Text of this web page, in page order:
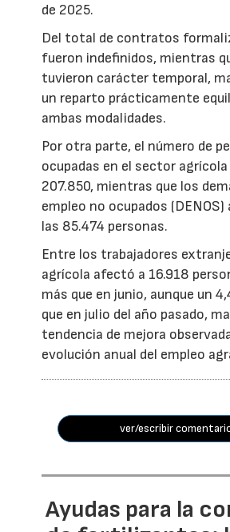
de 2025.
Del total de contratos
fueron indefinidos, mientras
tuvieron carácter temporal,
un reparto prácticamente
ambas modalidades.
Por otra parte, el número de
ocupadas en el sector
207.850, mientras que los
empleo no ocupados
las 85.474 personas.
Entre los trabajadores
agrícola afectó a 16.918
más que en junio, aunque un
que en julio del año pasado,
tendencia de mejora
evolución anual del empleo
ver/escribir
Ayudas para la